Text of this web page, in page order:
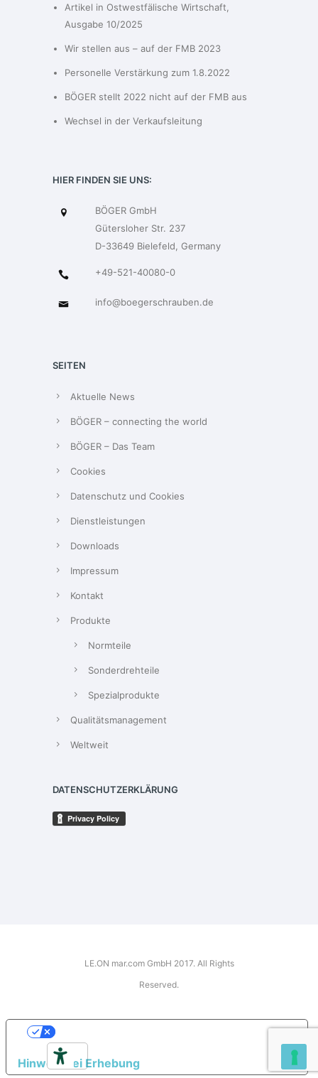
Artikel in Ostwestfälische Wirtschaft,
Ausgabe 10/2025
Wir stellen aus – auf der FMB 2023
Personelle Verstärkung zum 1.8.2022
BÖGER stellt 2022 nicht auf der FMB aus
Wechsel in der Verkaufsleitung
HIER FINDEN SIE UNS:
BÖGER GmbH
Gütersloher Str. 237
D-33649 Bielefeld, Germany
+49-521-40080-0
info@boegerschrauben.de
SEITEN
Aktuelle News
BÖGER – connecting the world
BÖGER – Das Team
Cookies
Datenschutz und Cookies
Dienstleistungen
Downloads
Impressum
Kontakt
Produkte
Normteile
Sonderdrehteile
Spezialprodukte
Qualitätsmanagement
Weltweit
DATENSCHUTZERKLÄRUNG
LE.ON mar.com GmbH 2017. All Rights
Reserved.
Hinweis bei Erhebung
IHRE DATENSCHUTZEINSTELLUNGEN